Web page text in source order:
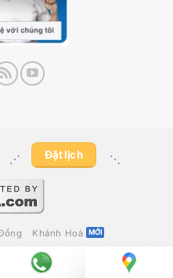
⋰ ​ Đặt lịch ⋱
Khánh Hoà
In Thêu Hải Triều
Số 0316280392 Do Sở Kế